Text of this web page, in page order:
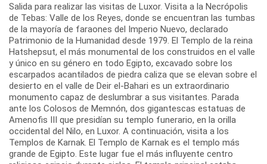
Salida para realizar las visitas de Luxor. Visita a la Necrópolis
de Tebas: Valle de los Reyes, donde se encuentran las tumbas
de la mayoría de faraones del Imperio Nuevo, declarado
Patrimonio de la Humanidad desde 1979. El Templo de la reina
Hatshepsut, el más monumental de los construidos en el valle
y único en su género en todo Egipto, excavado sobre los
escarpados acantilados de piedra caliza que se elevan sobre el
desierto en el valle de Deir el-Bahari es un extraordinario
monumento capaz de deslumbrar a sus visitantes. Parada
ante los Colosos de Memnón, dos gigantescas estatuas de
Amenofis III que presidían su templo funerario, en la orilla
occidental del Nilo, en Luxor. A continuación, visita a los
Templos de Karnak. El Templo de Karnak es el templo más
grande de Egipto. Este lugar fue el más influyente centro